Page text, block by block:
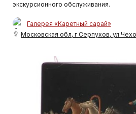
экскурсионного обслуживания.
Галерея «Каретный сарай»
Московская обл, г Серпухов, ул